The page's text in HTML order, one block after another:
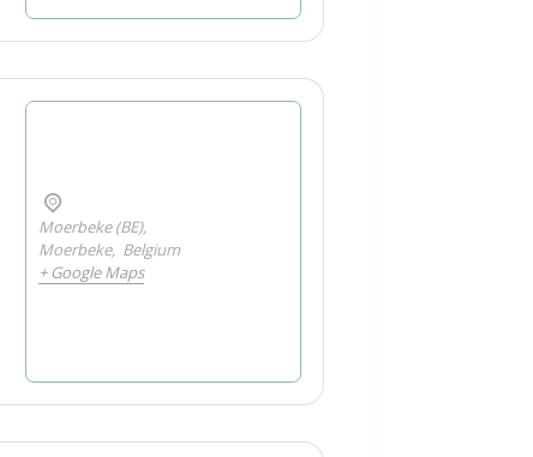
Moerbeke (BE),
Moerbeke, Belgium
+ Google Maps